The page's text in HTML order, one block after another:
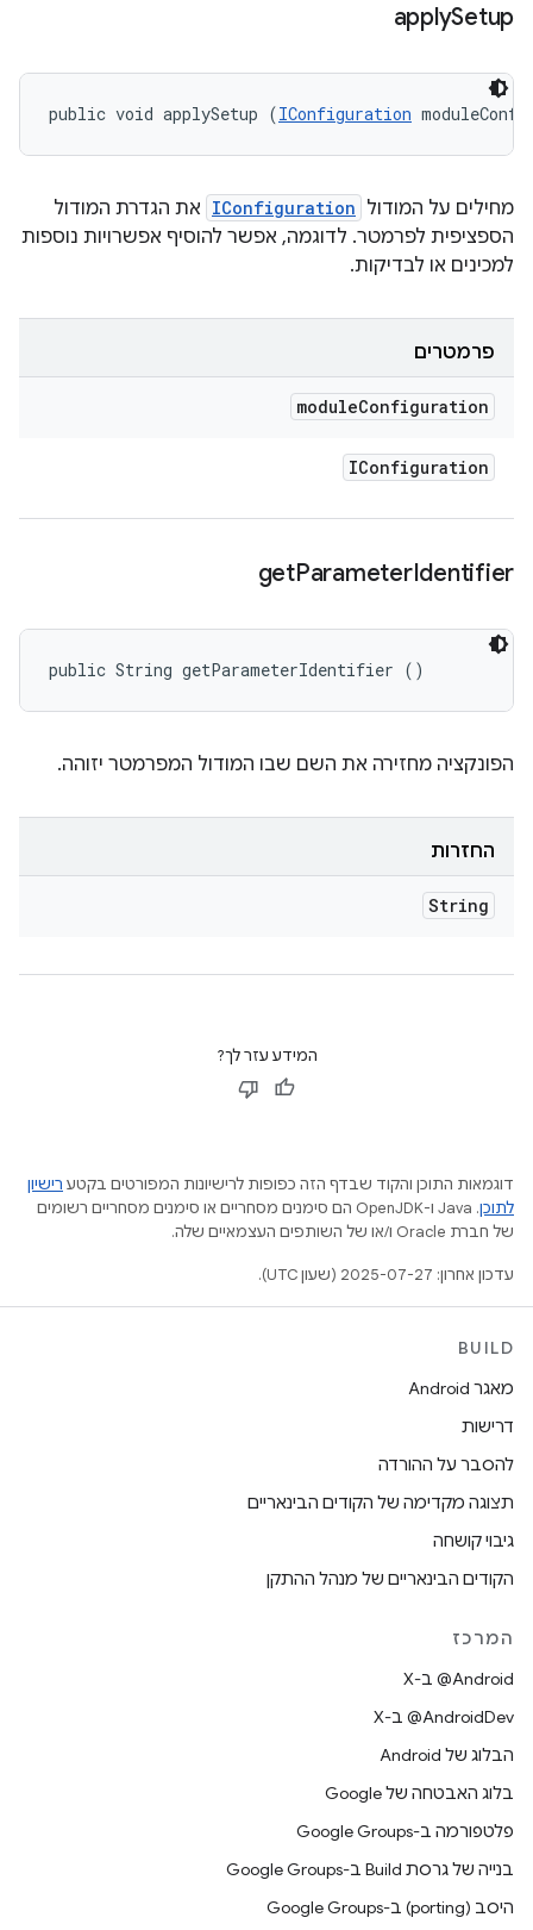
applySetup
public void applySetup (IConfiguration
מחילים על המודול IConfiguration את הגדרת המודול
הספציפית לפרמטר. לדוגמה, אפשר להוסיף אפשרויות נוספות
למכינים או לבדיקות.
פרמטרים
moduleConfiguration
IConfiguration
getParameterIdentifier
public String getParameterIdentifier ()
הפונקציה מחזירה את השם שבו המודול המפרמטר יזוהה.
החזרות
String
המידע עזר לך?
דוגמאות התוכן והקוד שבדף הזה כפופות לרישיונות המפורטים בקטע רישיון
לתוכן
.‏ Java ו-OpenJDK הם סימנים מסחריים או סימנים מסחריים רשומים
של חברת Oracle ו/או של השותפים העצמאיים שלה.
עדכון אחרון: 2025-07-27 (שעון UTC).
BUILD
מאגר Android
דרישות
להסבר על ההורדה
תצוגה מקדימה של הקודים הבינאריים
גיבוי קושחה
הקודים הבינאריים של מנהל ההתקן
המרכז
‫‎@Android ב-X
‫‎@AndroidDev ב-X
הבלוג של Android
בלוג האבטחה של Google
פלטפורמה ב-Google Groups
בנייה של גרסת Build ב-Google Groups
היסב (porting) ב-Google Groups